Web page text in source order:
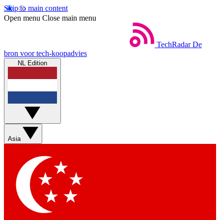
Skip to main content
Open menu Close main menu
TechRadar De
bron voor tech-koopadvies
NL Edition
Asia